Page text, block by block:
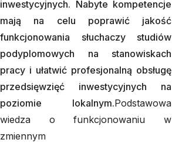
inwestycyjnych. Nabyte kompetencje
mają na celu poprawić jakość
funkcjonowania słuchaczy studiów
podyplomowych na stanowiskach
pracy i ułatwić profesjonalną obsługę
przedsięwzięć inwestycyjnych na
poziomie lokalnym.Podstawowa
wiedza o funkcjonowaniu w
zmiennym